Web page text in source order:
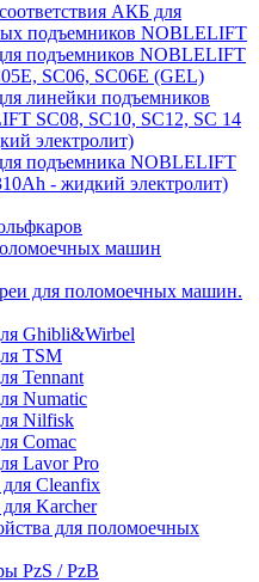
АКБ для
подъемников NOBLELIFT
подъемников NOBLELIFT
SC06, SC06E (GEL)
линейки подъемников
SC08, SC10, SC12, SC 14
электролит)
подъемника NOBLELIFT
- жидкий электролит)
машин
для поломоечных машин.
Ghibli&Wirbel
TSM
Tennant
Numatic
Nilfisk
Comac
Lavor Pro
Cleanfix
Karcher
для поломоечных
PzS / PzB